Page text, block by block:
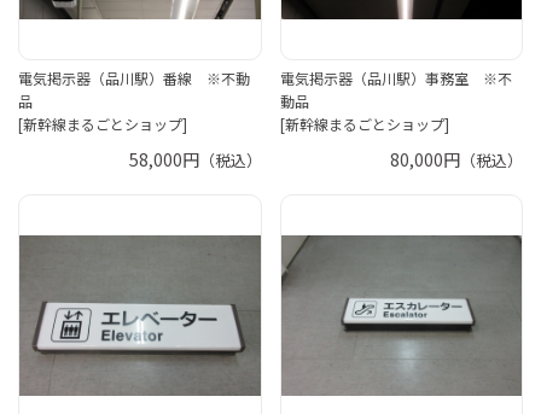
電気掲示器（品川駅）番線 ※不動
品
[新幹線まるごとショップ]
58,000円（税込）
電気掲示器（品川駅）事務室 ※不
動品
[新幹線まるごとショップ]
80,000円 （税込）